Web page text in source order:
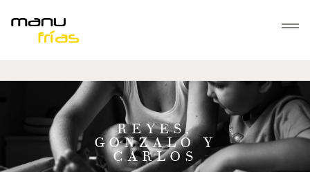
SERVICIOS
Bautizos
Familias
GALERÍAS
REYES,
GONZALO Y
CARLOS